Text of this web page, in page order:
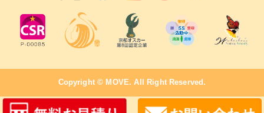
Copyright © MOVE. All Right Reserved.